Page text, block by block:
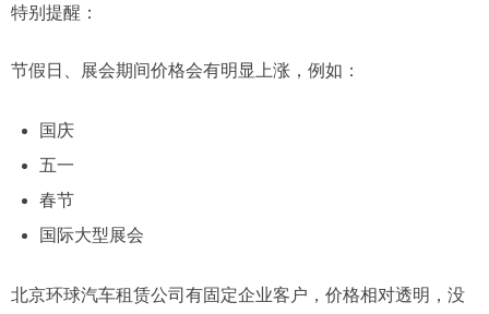
特别提醒：
节假日、展会期间价格会有明显上涨，例如：
国庆
五一
春节
国际大型展会
北京环球汽车租赁公司有固定企业客户，价格相对透明，没